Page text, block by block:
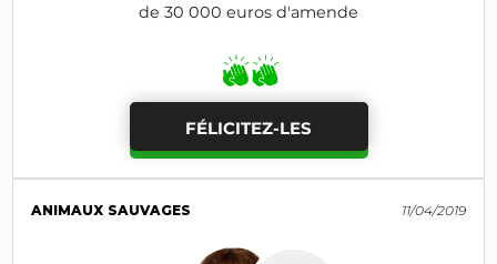
de 30 000 euros d'amende
FÉLICITEZ-LES
ANIMAUX SAUVAGES 11/04/2019